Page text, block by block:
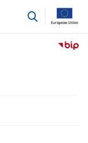
przejdź
Przejdź